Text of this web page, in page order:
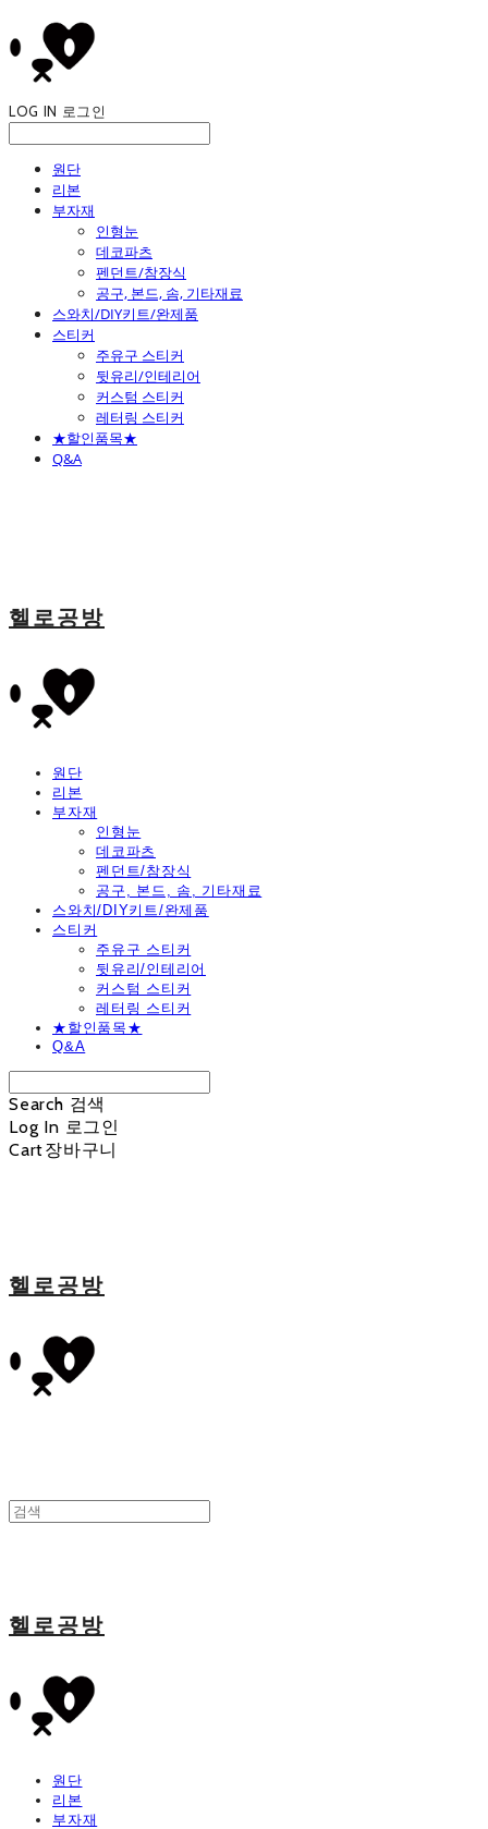
LOG IN 로그인
원단
리본
부자재
인형눈
데코파츠
펜던트/참장식
공구, 본드, 솜, 기타재료
스와치/DIY키트/완제품
스티커
주유구 스티커
뒷유리/인테리어
커스텀 스티커
레터링 스티커
★할인품목★
Q&A
헬로공방
원단
리본
부자재
인형눈
데코파츠
펜던트/참장식
공구, 본드, 솜, 기타재료
스와치/DIY키트/완제품
스티커
주유구 스티커
뒷유리/인테리어
커스텀 스티커
레터링 스티커
★할인품목★
Q&A
Search 검색
Log In 로그인
Cart장바구니
헬로공방
헬로공방
원단
리본
부자재